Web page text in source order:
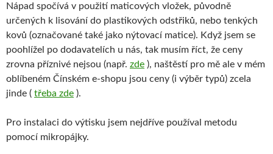
Nápad spočívá v použití maticových vložek, původně
určených k lisování do plastikových odstřiků, nebo tenkých
kovů (označované také jako nýtovací matice). Když jsem se
poohlížel po dodavatelích u nás, tak musím říct, že ceny
zrovna příznivé nejsou (např. zde ), naštěstí pro mě ale v mém
oblíbeném Čínském e-shopu jsou ceny (i výběr typů) zcela
jinde ( třeba zde ).
Pro instalaci do výtisku jsem nejdříve používal metodu
pomocí mikropájky.